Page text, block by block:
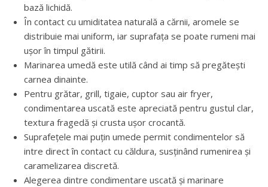
bază lichidă.
În contact cu umiditatea naturală a cărnii, aromele se
distribuie mai uniform, iar suprafața se poate rumeni mai
ușor în timpul gătirii.
Marinarea umedă este utilă când ai timp să pregătești
carnea dinainte.
Pentru grătar, grill, tigaie, cuptor sau air fryer,
condimentarea uscată este apreciată pentru gustul clar,
textura fragedă și crusta ușor crocantă.
Suprafețele mai puțin umede permit condimentelor să
intre direct în contact cu căldura, susținând rumenirea și
caramelizarea discretă.
Alegerea dintre condimentare uscată și marinare